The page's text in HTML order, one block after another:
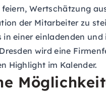
feiern, Wertschätzung
der Mitarbeiter zu
in einer einladenden und
wird eine
Highlight im Kalender.